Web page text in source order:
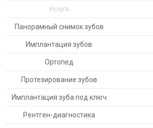
Услуга
Панорамный снимок зубов
Имплантация зубов
Ортопед
Протезирование зубов
Имплантация зуба под ключ
Рентген-диагностика